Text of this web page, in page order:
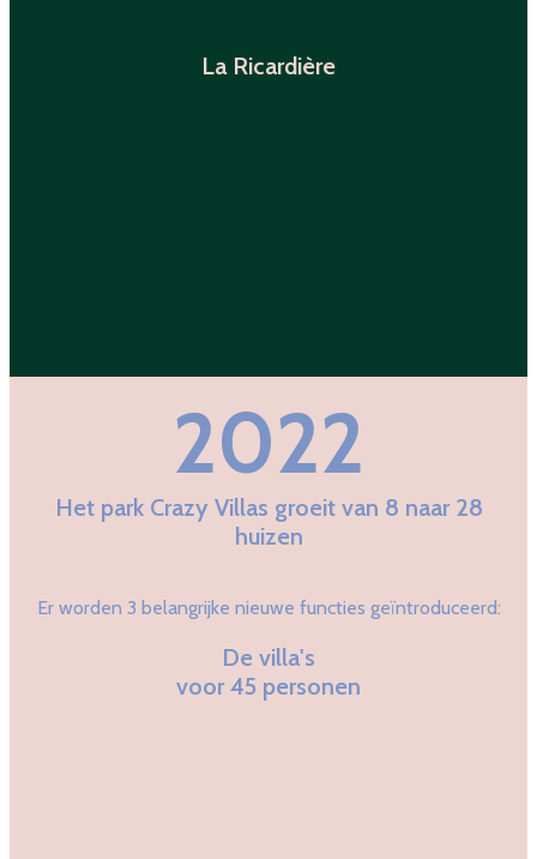
La Ricardière
2022
Het park Crazy Villas groeit van 8 naar 28
huizen
Er worden 3 belangrijke nieuwe functies geïntroduceerd:
De villa's
voor 45 personen